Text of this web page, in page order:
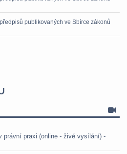
publikovaných ve Sbírce zákonů
právní praxi (online - živé vysílání) -